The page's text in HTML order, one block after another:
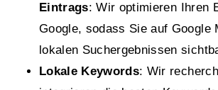
Eintrags: Wir optimieren Ihren
Google, sodass Sie auf Google
lokalen Suchergebnissen
Lokale Keywords: Wir